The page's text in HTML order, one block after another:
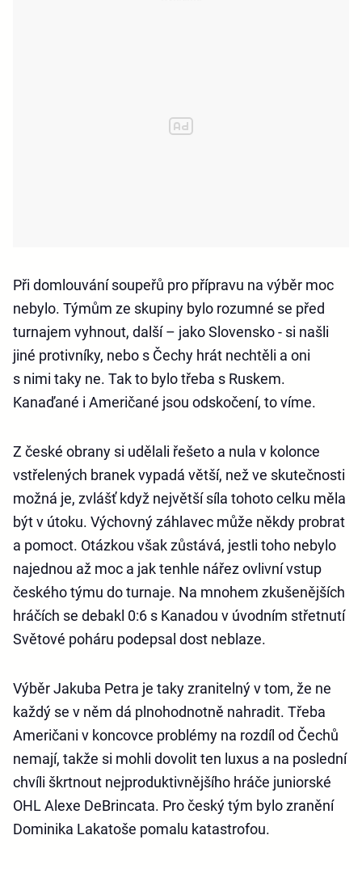
Při domlouvání soupeřů pro přípravu na výběr moc
nebylo. Týmům ze skupiny bylo rozumné se před
turnajem vyhnout, další – jako Slovensko - si našli
jiné protivníky, nebo s Čechy hrát nechtěli a oni
s nimi taky ne. Tak to bylo třeba s Ruskem.
Kanaďané i Američané jsou odskočení, to víme.
Z české obrany si udělali řešeto a nula v kolonce
vstřelených branek vypadá větší, než ve skutečnosti
možná je, zvlášť když největší síla tohoto celku měla
být v útoku. Výchovný záhlavec může někdy probrat
a pomoct. Otázkou však zůstává, jestli toho nebylo
najednou až moc a jak tenhle nářez ovlivní vstup
českého týmu do turnaje. Na mnohem zkušenějších
hráčích se debakl 0:6 s Kanadou v úvodním střetnutí
Světové poháru podepsal dost neblaze.
Výběr Jakuba Petra je taky zranitelný v tom, že ne
každý se v něm dá plnohodnotně nahradit. Třeba
Američani v koncovce problémy na rozdíl od Čechů
nemají, takže si mohli dovolit ten luxus a na poslední
chvíli škrtnout nejproduktivnějšího hráče juniorské
OHL Alexe DeBrincata. Pro český tým bylo zranění
Dominika Lakatoše pomalu katastrofou.